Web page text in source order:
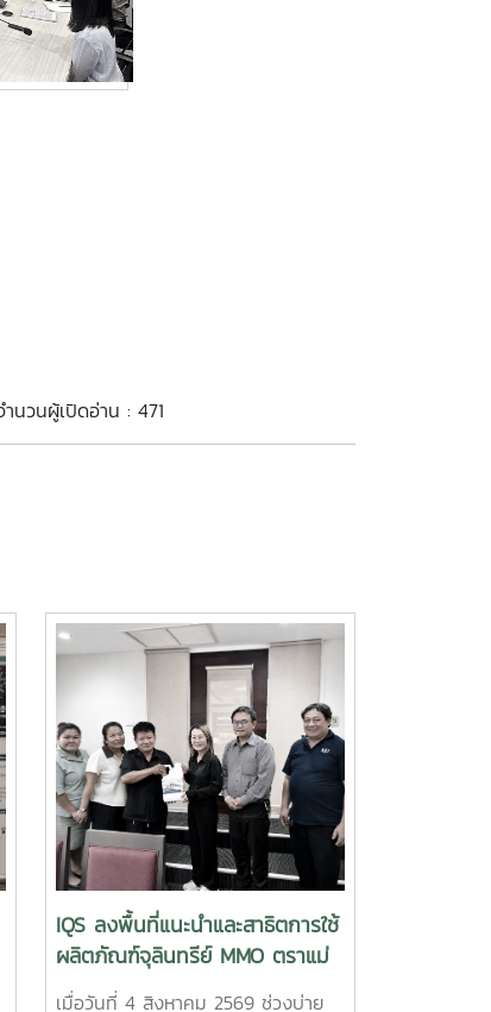
ำนวนผู้เปิดอ่าน : 471
IQS ลงพื้นที่แนะนำและสาธิตการใช้
ผลิตภัณฑ์จุลินทรีย์ MMO ตราแม่
โจ้ กรีน ส่งเสริมการจัดการสิ่ง
เมื่อวันที่ 4 สิงหาคม 2569 ช่วงบ่าย